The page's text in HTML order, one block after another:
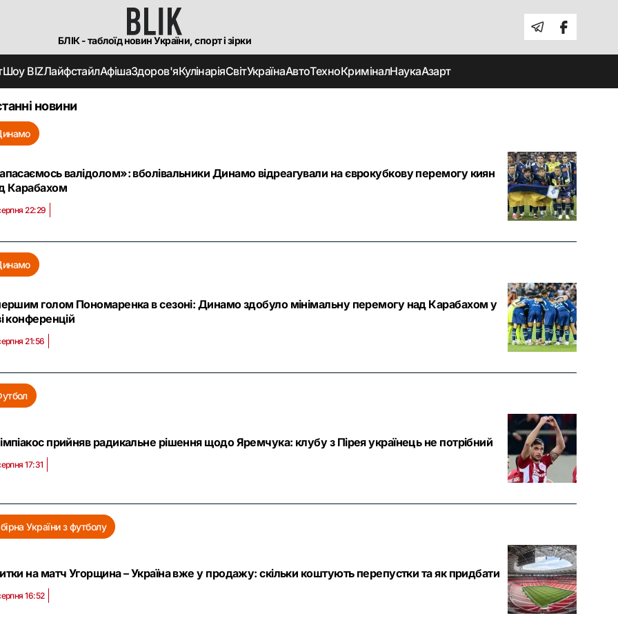
БЛІК - таблоїд новин України, спорт і зірки
Шоу BIZЛайфстайлАфішаЗдоров'яКулінаріяСвітУкраїнаАвтоТехноКриміналНаукаАзарт
новини
валідолом»: вболівальники Динамо відреагували на єврокубкову перемогу киян
Карабахом
22:29
голом Пономаренка в сезоні: Динамо здобуло мінімальну перемогу над Карабахом у
конференцій
21:56
прийняв радикальне рішення щодо Яремчука: клубу з Пірея українець не потрібний
17:31
України з футболу
на матч Угорщина – Україна вже у продажу: скільки коштують перепустки та як придбати
16:52